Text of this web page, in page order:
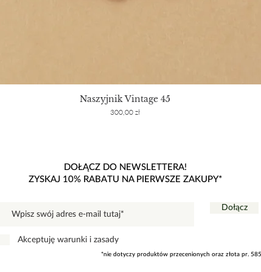
Naszyjnik Vintage 45
Cena
300,00 zł
DOŁĄCZ DO NEWSLETTERA!
ZYSKAJ 10% RABATU NA PIERWSZE ZAKUPY*
Dołącz
Akceptuję warunki i zasady
*nie dotyczy produktów przecenionych oraz złota pr. 585